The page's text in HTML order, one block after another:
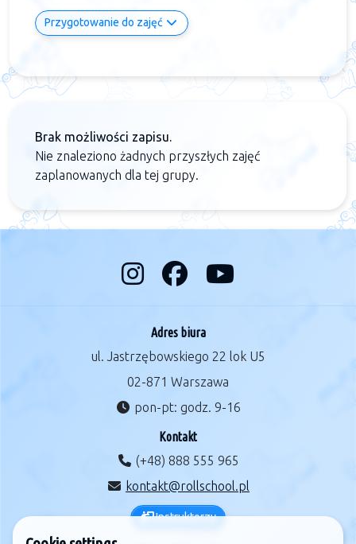
Przygotowanie do zajęć
Brak możliwości zapisu.
Nie znaleziono żadnych przyszłych zajęć
zaplanowanych dla tej grupy.
Adres biura
ul. Jastrzębowskiego 22 lok U5
02-871 Warszawa
pon-pt: godz. 9-16
Kontakt
(+48) 888 555 965
kontakt@rollschool.pl
Instruktorzy